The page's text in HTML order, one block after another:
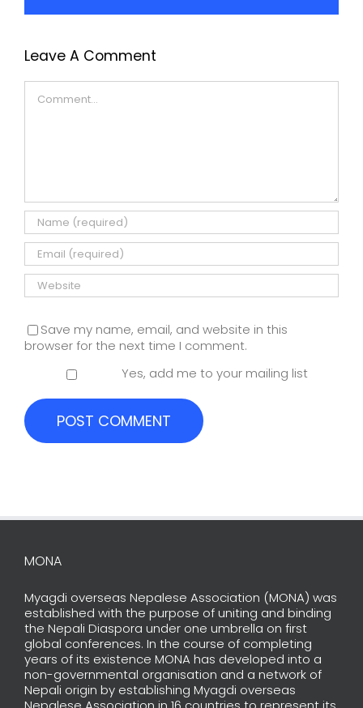
Leave A Comment
Save my name, email, and website in this
browser for the next time I comment.
Yes, add me to your mailing list
MONA
Myagdi overseas Nepalese Association (MONA) was
established with the purpose of uniting and binding
the Nepali Diaspora under one umbrella on first
global conferences. In the course of completing
years of its existence MONA has developed into a
non-governmental organisation and a network of
Nepali origin by establishing Myagdi overseas